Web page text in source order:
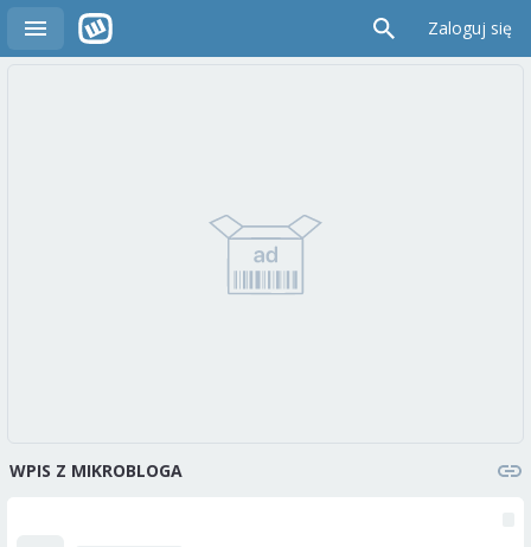
Zaloguj się
WPIS Z MIKROBLOGA